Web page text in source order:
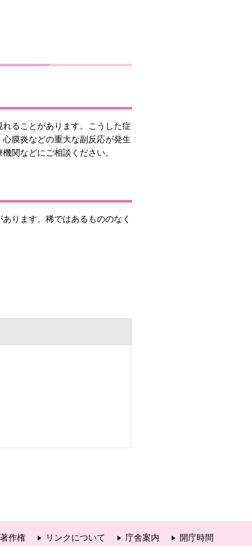
ることがあります。こうした症
膜炎などの重大な副反応が発生
関などにご相談ください。
ります。稀ではあるもののなく
著作権 リンクについて 庁舎案内 開庁時間